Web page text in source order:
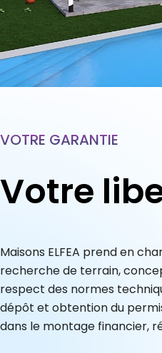
VOTRE GARANTIE
Votre
recherche de terrain,
respect des normes
dépôt et obtention du
dans le montage financier,